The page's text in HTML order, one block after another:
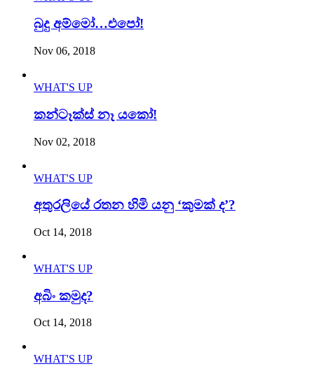
බුදු අම්මෝ…එපෝ!
Nov 06, 2018
WHAT'S UP
කන්ටෑක්ස් නෑ යකෝ!
Nov 02, 2018
WHAT'S UP
අතුරලියේ රතන හිමි යනු ‘කුමක් ද’?
Oct 14, 2018
WHAT'S UP
අබිං කමුද?
Oct 14, 2018
WHAT'S UP